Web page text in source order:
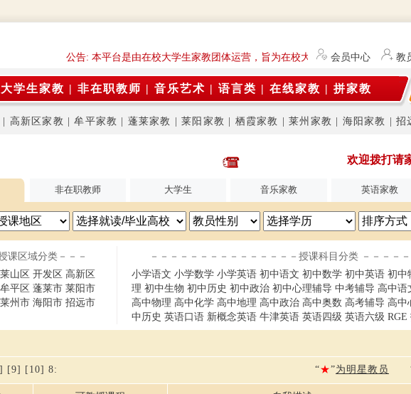
公告: 本平台是由在校大学生家教团体运营，旨为在校大学生及研究生（持有
会员中心 教
大学生家教 | 非在职教师 | 音乐艺术 | 语言类 | 在线家教 | 拼家教
高新区家教 |牟平家教 蓬莱家教 |莱阳家教 栖霞家教 |莱州家教 海阳家教 招
欢迎拨打请
非在职教师 大学生 音乐家教 英语家教
课区域分类－－－
莱山区 开发区 高新区
牟平区 蓬莱市 莱阳市
莱州市 海阳市 招远市
－－－－－－－－－－－－－－－授课科目分类 －－－－
小学语文 小学数学 小学英语 初中语文 初中数学 初中英语 初中
理 初中生物 初中历史 初中政治 初中心理辅导 中考辅导 高中语
高中物理 高中化学 高中地理 高中政治 高中奥数 高考辅导 高中
中历史 英语口语 新概念英语 牛津英语 英语四级 英语六级 RGE
[9] [10] 8: “★”为明星教员